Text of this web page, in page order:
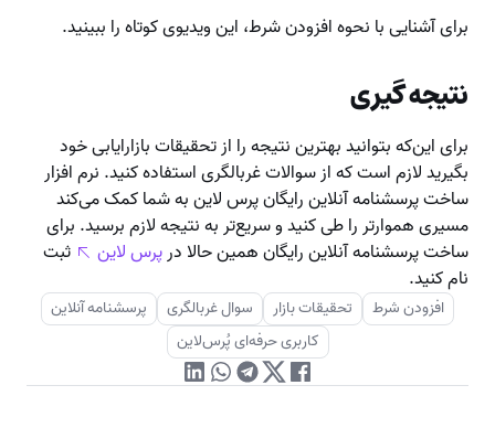
برای آشنایی با نحوه افزودن شرط، این ویدیوی کوتاه را ببینید.
نتیجه گیری
برای این‌‌که بتوانید بهترین نتیجه را از تحقیقات بازارایابی خود
بگیرید لازم است که از سوالات غربالگری استفاده کنید. نرم افزار
ساخت پرسشنامه آنلاین رایگان پرس لاین به شما کمک می‌کند
مسیری هموارتر را طی کنید و سریع‌تر به نتیجه لازم برسید. برای
ساخت پرسشنامه آنلاین رایگان همین حالا درپرس لاین
ثبت
نام کنید.
افزودن شرط تحقیقات بازار سوال غربالگری
پرسشنامه آنلاین
کاربری حرفه‌ای پُرس‌لاین